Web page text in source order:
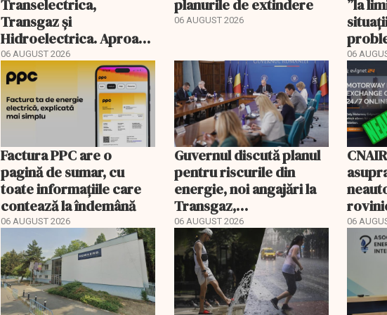
Transelectrica,
Transgaz și
Hidroelectrica. Aproape
400 de posturi aprobate
06 AUGUST 2026
planurile de extindere
06 AUGUST 2026
”la
06
Factura PPC are o
pagină de sumar, cu
toate informațiile care
contează la îndemână
06 AUGUST 2026
Guvernul discută planul
pentru riscurile din
energie, noi angajări la
Transgaz,
Transelectrica și
Hidroelectrica și
programul pentru di
06 AUGUST 2026
plăti
06